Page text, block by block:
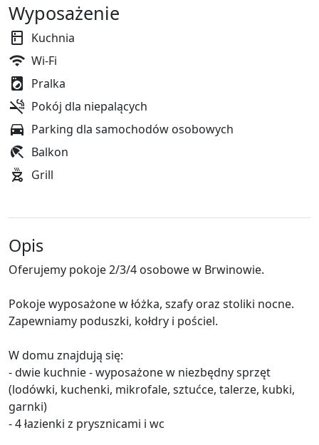
Wyposażenie
Kuchnia
Wi-Fi
Pralka
Pokój dla niepalących
Parking dla samochodów osobowych
Balkon
Grill
Opis
Oferujemy pokoje 2/3/4 osobowe w Brwinowie.
Pokoje wyposażone w łóżka, szafy oraz stoliki nocne.
Zapewniamy poduszki, kołdry i pościel.
W domu znajdują się:
- dwie kuchnie - wyposażone w niezbędny sprzęt
(lodówki, kuchenki, mikrofale, sztućce, talerze, kubki,
garnki)
- 4 łazienki z prysznicami i wc